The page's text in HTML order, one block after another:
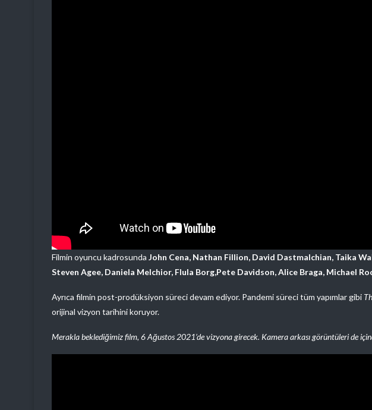
Filmin oyuncu kadrosunda John Cena, Nathan Fillion, David Dastmalchian, Taika
Steven Agee, Daniela Melchior, Flula Borg,Pete Davidson, Alice Braga, Michael
Ayrıca filmin post-prodüksiyon süreci devam ediyor. Pandemi süreci tüm yapımlar gibi
orijinal vizyon tarihini koruyor.
Merakla beklediğimiz film, 6 Ağustos 2021’de vizyona girecek. Kamera arkası görüntüleri de